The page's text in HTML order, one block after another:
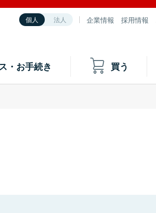
個人 法人 企業情報 採用情報
・お手続き 買う